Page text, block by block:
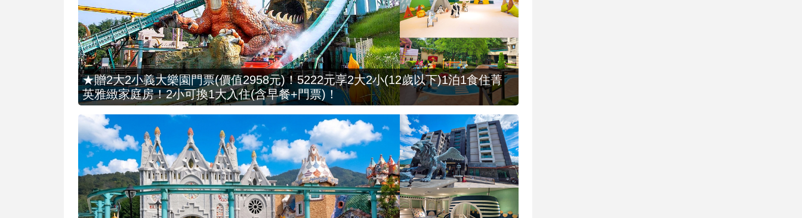
★贈2大2小義大樂園門票(價值2958元)！5222元享2大2小(12歲以下)1泊1食住菁
英雅緻家庭房！2小可換1大入住(含早餐+門票)！